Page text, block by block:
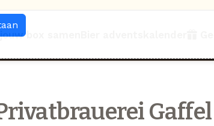
box samen
Gaffel